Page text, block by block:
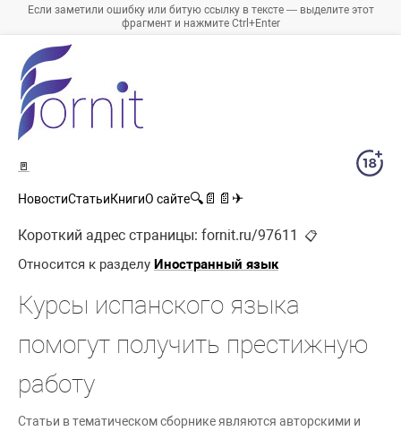
Если заметили ошибку или битую ссылку в тексте — выделите этот
фрагмент и нажмите Ctrl+Enter
🚪
НовостиСтатьиКнигиО сайте🔍 📄 📄 ✈
Короткий адрес страницы: fornit.ru/97611 📋
Относится к разделу Иностранный язык
Курсы испанского языка
помогут получить престижную
работу
Статьи в тематическом сборнике являются авторскими и